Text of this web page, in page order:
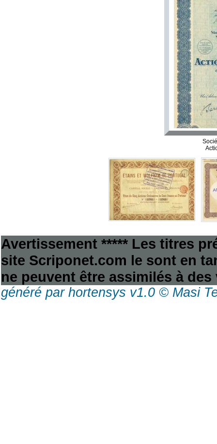
Avertissement ***** Les titres
site Scriponet.com le sont en
ne peuvent être assimilés à
généré par hortensys v1.0 © Masi